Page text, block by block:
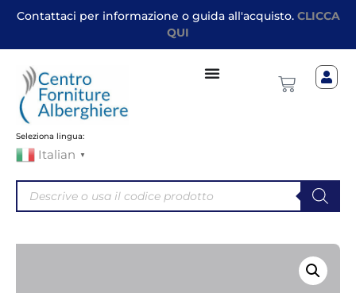
Contattaci per informazione o guida all'acquisto. CLICCA
QUI
Seleziona lingua:
Italian ▼